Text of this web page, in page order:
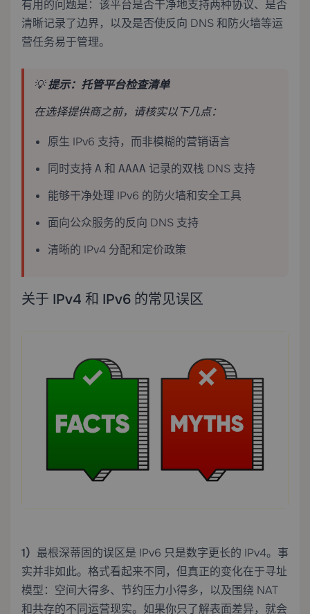
有用的问题是：该平台是否干净地支持两种协议、是否
清晰记录了边界，以及是否使反向 DNS 和防火墙等运
营任务易于管理。
💡提示：托管平台检查清单
在选择提供商之前，请核实以下几点：
原生 IPv6 支持，而非模糊的营销语言
同时支持 A 和 AAAA 记录的双栈 DNS 支持
能够干净处理 IPv6 的防火墙和安全工具
面向公众服务的反向 DNS 支持
清晰的 IPv4 分配和定价政策
关于 IPv4 和 IPv6 的常见误区
1） 最根深蒂固的误区是 IPv6 只是数字更长的 IPv4。事
实并非如此。格式看起来不同，但真正的变化在于寻址
模型：空间大得多、节约压力小得多，以及围绕 NAT
和共存的不同运营现实。如果你只了解表面差异，就会